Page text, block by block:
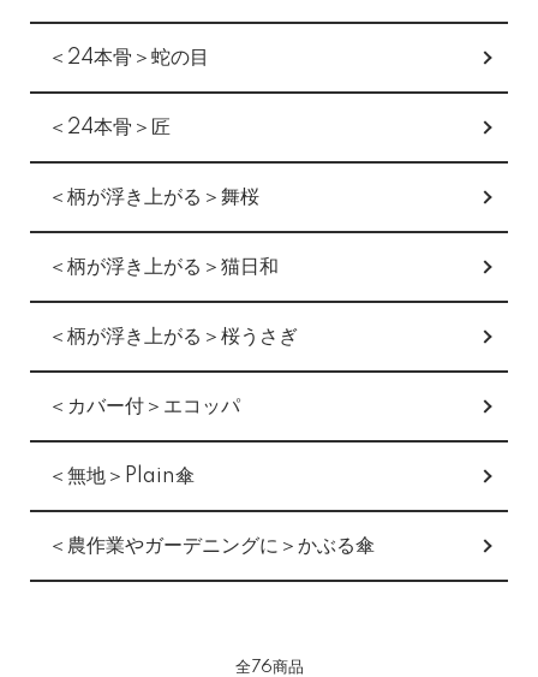
＜24本骨＞蛇の目
＜24本骨＞匠
＜柄が浮き上がる＞舞桜
＜柄が浮き上がる＞猫日和
＜柄が浮き上がる＞桜うさぎ
＜カバー付＞エコッパ
＜無地＞Plain傘
＜農作業やガーデニングに＞かぶる傘
全76商品